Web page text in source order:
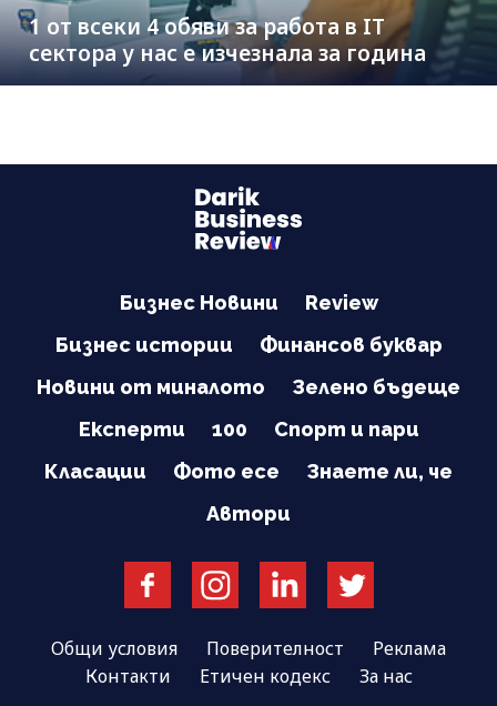
1 от всеки 4 обяви за работа в IT
сектора у нас е изчезнала за година
Бизнес Новини
Review
Бизнес истории
Финансов буквар
Новини от миналото
Зелено бъдеще
Експерти
100
Спорт и пари
Класации
Фото есе
Знаете ли, че
Автори
Общи условия Поверителност
Реклама
Контакти
Етичен кодекс За нас